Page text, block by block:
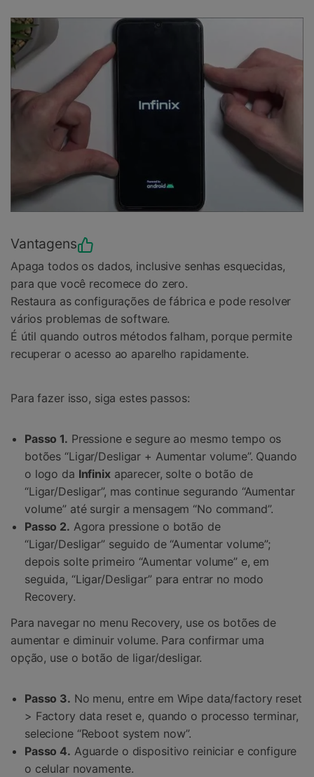
Vantagens
Apaga todos os dados, inclusive senhas esquecidas,
para que você recomece do zero.
Restaura as configurações de fábrica e pode resolver
vários problemas de software.
É útil quando outros métodos falham, porque permite
recuperar o acesso ao aparelho rapidamente.
Para fazer isso, siga estes passos:
Passo 1. Pressione e segure ao mesmo tempo os
botões “Ligar/Desligar + Aumentar volume”. Quando
o logo da Infinixaparecer, solte o botão de
“Ligar/Desligar”, mas continue segurando “Aumentar
volume” até surgir a mensagem “No command”.
Passo 2. Agora pressione o botão de
“Ligar/Desligar” seguido de “Aumentar volume”;
depois solte primeiro “Aumentar volume” e, em
seguida, “Ligar/Desligar” para entrar no modo
Recovery.
Para navegar no menu Recovery, use os botões de
aumentar e diminuir volume. Para confirmar uma
opção, use o botão de ligar/desligar.
Passo 3. No menu, entre em Wipe data/factory reset
> Factory data reset e, quando o processo terminar,
selecione “Reboot system now”.
Passo 4. Aguarde o dispositivo reiniciar e configure
o celular novamente.